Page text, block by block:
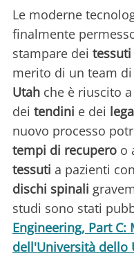
Le moderne
finalmente
stampare dei
merito di un team
Utah che è riuscito
dei tendini e dei
nuovo processo
tempi di recupero o
tessuti a pazienti
dischi spinali
studi sono stati
Engineering, Part C:
dell'Università dello